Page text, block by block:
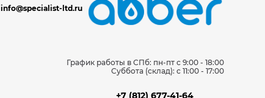
info@specialist-ltd.ru
График работы в СПб: пн-пт с 9:00 - 18:00
Суббота (склад): c 11:00 - 17:00
+7 (812) 677-41-64